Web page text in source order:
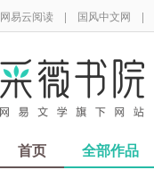
网易云阅读 | 国风中文网 |
首页 全部作品